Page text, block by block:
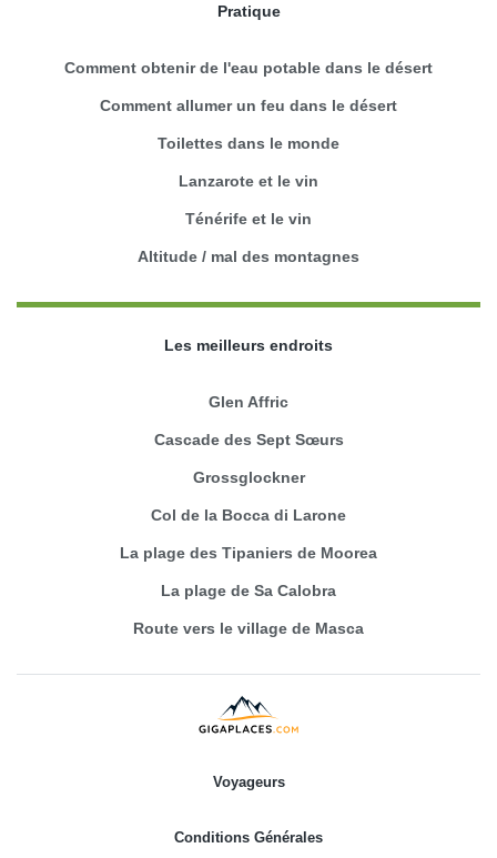
Pratique
Comment obtenir de l'eau potable dans le désert
Comment allumer un feu dans le désert
Toilettes dans le monde
Lanzarote et le vin
Ténérife et le vin
Altitude / mal des montagnes
Les meilleurs endroits
Glen Affric
Cascade des Sept Sœurs
Grossglockner
Col de la Bocca di Larone
La plage des Tipaniers de Moorea
La plage de Sa Calobra
Route vers le village de Masca
Voyageurs
Conditions Générales